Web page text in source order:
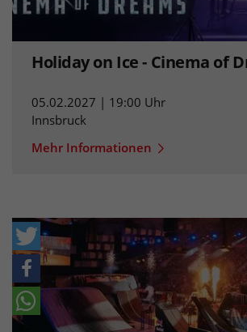
Holiday on Ice - Cinema of
05.02.2027 | 19:00 Uhr
Innsbruck
Mehr Informationen